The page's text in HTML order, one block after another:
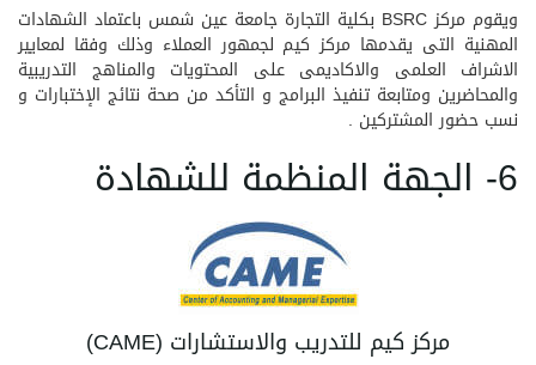
ويقوم مركز BSRC بكلية التجارة جامعة عين شمس باعتماد الشهادات
المهنية التى يقدمها مركز كيم لجمهور العملاء وذلك وفقا لمعايير
الاشراف العلمى والاكاديمى على المحتويات والمناهج التدريبية
والمحاضرين ومتابعة تنفيذ البرامج و التأكد من صحة نتائج الإختبارات و
نسب حضور المشتركين .
6- الجهة المنظمة للشهادة
مركز كيم للتدريب والاستشارات (CAME)